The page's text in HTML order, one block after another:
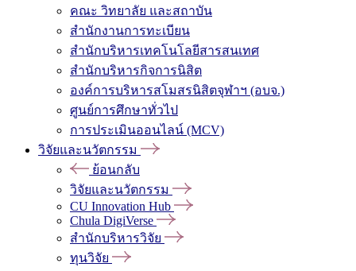
คณะ วิทยาลัย และสถาบัน
สำนักงานการทะเบียน
สำนักบริหารเทคโนโลยีสารสนเทศ
สำนักบริหารกิจการนิสิต
องค์การบริหารสโมสรนิสิตจุฬาฯ (อบจ.)
ศูนย์การศึกษาทั่วไป
การประเมินออนไลน์ (MCV)
วิจัยและนวัตกรรม
ย้อนกลับ
วิจัยและนวัตกรรม
CU Innovation Hub
Chula DigiVerse
สำนักบริหารวิจัย
ทุนวิจัย